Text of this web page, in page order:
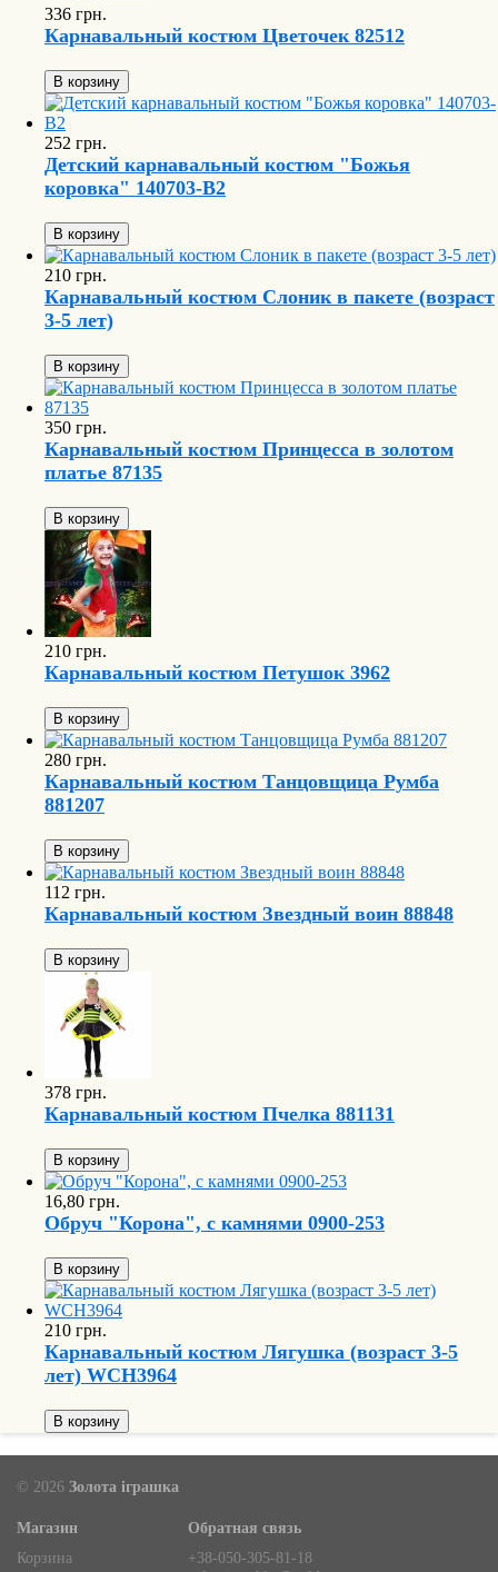
336 грн.
Карнавальный костюм Цветочек 82512
В корзину
252 грн.
Детский карнавальный костюм "Божья
коровка" 140703-B2
В корзину
210 грн.
Карнавальный костюм Слоник в пакете (возраст
3-5 лет)
В корзину
350 грн.
Карнавальный костюм Принцесса в золотом
платье 87135
В корзину
210 грн.
Карнавальный костюм Петушок 3962
В корзину
280 грн.
Карнавальный костюм Танцовщица Румба
881207
В корзину
112 грн.
Карнавальный костюм Звездный воин 88848
В корзину
378 грн.
Карнавальный костюм Пчелка 881131
В корзину
16,80 грн.
Обруч "Корона", с камнями 0900-253
В корзину
210 грн.
Карнавальный костюм Лягушка (возраст 3-5
лет) WCH3964
В корзину
© 2026 Золота іграшка
Магазин
Корзина
Обратная связь
+38-050-305-81-18